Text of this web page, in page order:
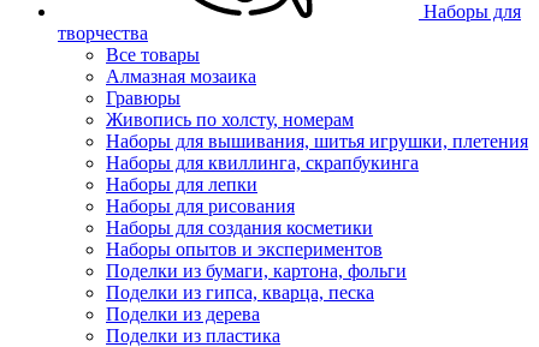
Наборы для
творчества
Все товары
Алмазная мозаика
Гравюры
Живопись по холсту, номерам
Наборы для вышивания, шитья игрушки, плетения
Наборы для квиллинга, скрапбукинга
Наборы для лепки
Наборы для рисования
Наборы для создания косметики
Наборы опытов и экспериментов
Поделки из бумаги, картона, фольги
Поделки из гипса, кварца, песка
Поделки из дерева
Поделки из пластика